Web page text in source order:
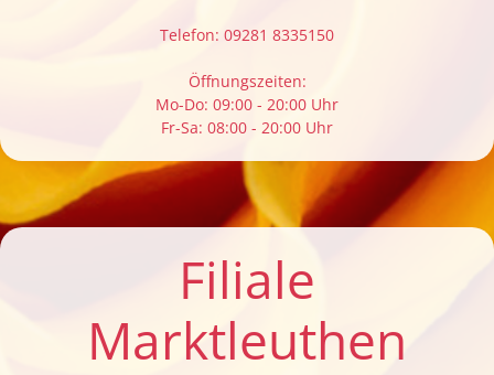
Telefon: 09281 8335150
Öffnungszeiten:
Mo-Do: 09:00 - 20:00 Uhr
Fr-Sa: 08:00 - 20:00 Uhr
Filiale
Marktleuthen